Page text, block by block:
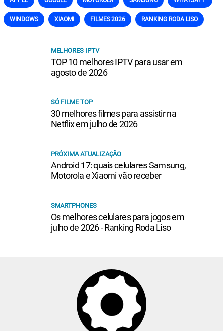
WINDOWS XIAOMI FILMES 2026 RANKING RODA LISO
MELHORES IPTV
TOP 10 melhores IPTV para usar em
agosto de 2026
SÓ FILME TOP
30 melhores filmes para assistir na
Netflix em julho de 2026
PRÓXIMA ATUALIZAÇÃO
Android 17: quais celulares Samsung,
Motorola e Xiaomi vão receber
SMARTPHONES
Os melhores celulares para jogos em
julho de 2026 - Ranking Roda Liso